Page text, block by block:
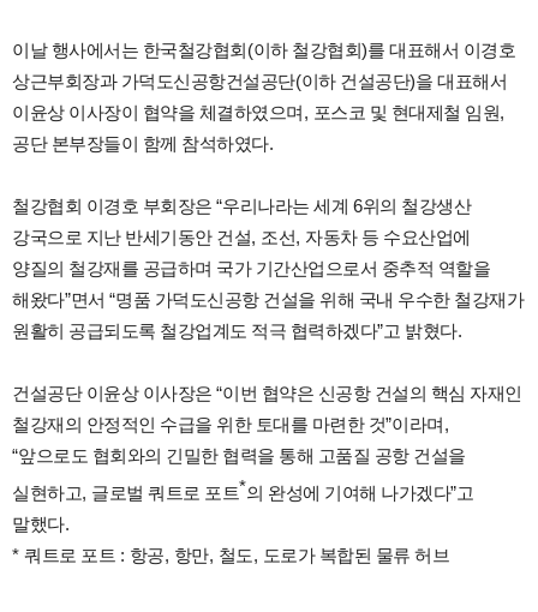
이날 행사에서는 한국철강협회 (이하 철강협회)를 대표해서 이경호
상근부회장과 가덕도신공항건설공단(이하 건설공단)을 대표해서
이윤상 이사장이 협약을 체결하였으며 , 포스코 및 현대제철 임원,
공단 본부장들이 함께 참석하였다.
철강협회 이경호 부회장은 “우리나라는 세계 6위의 철강생산
강국으로 지난 반세기동안 건설, 조선, 자동차 등 수요산업에
양질의 철강재를 공급하며 국가 기간산업으로서 중추적 역할을
해왔다”면서 “명품 가덕도신공항 건설을 위해 국내 우수한 철강재가
원활히 공급되도록 철강업계도 적극 협력하겠다”고 밝혔다.
건설공단 이윤상 이사장은 “이번 협약은 신공항 건설의 핵심 자재인
철강재의 안정적인 수급을 위한 토대를 마련한 것”이라며 ,
“앞으로도 협회와의 긴밀한 협력을 통해 고품질 공항 건설을
실현하고, 글로벌 쿼트로 포트*의 완성에 기여해 나가겠다”고
말했다.
* 쿼트로 포트 : 항공, 항만, 철도, 도로가 복합된 물류 허브